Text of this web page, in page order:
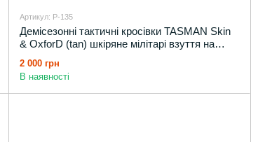
Артикул: P-135
Демісезонні тактичні кросівки TASMAN Skin
& OxforD (tan) шкіряне мілітарі взуття на
2 000 грн
В наявності